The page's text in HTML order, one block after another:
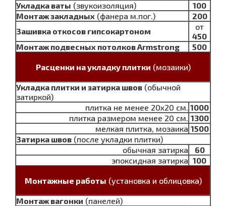
Укладка ваты (звукоизоляция)
100
Монтаж закладных (фанера м.пог.)
200
Зашивка откосов гипсокартоном
от
450
Монтаж подвесных потолков Armstrong
500
Расценки на укладку плитки (мозаики)
Укладка плитки и затирка швов (обычной
затиркой)
плитка не менее 20х20 см. 1000
плитка размером менее 20 см. 1300
мелкая плитка, мозаика 1500
Затирка швов (после укладки плитки)
обычная затирка
60
эпоксидная затирка 100
Монтажные работы (установка и облицовка)
Монтаж вагонки (панелей)